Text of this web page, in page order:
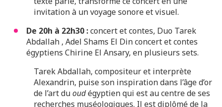
invitation à un voyage sonore et visuel.
De 20h à 22h30 :concert et contes, Duo Tarek
Abdallah , Adel Shams El Din concert et contes
égyptiens Chirine El Ansary, en plusieurs sets.
Tarek Abdallah, compositeur et interprète
Alexandrin, puise son inspiration dans l’âge d’or
de l’art duoudégyptien qui est au centre de ses
recherches muséologiques. Il est diplômé de la